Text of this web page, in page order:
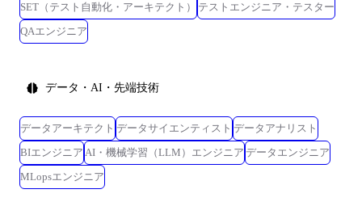
SET（テスト自動化・アーキテクト）
テストエンジニア・テスター
QAエンジニア
データ・AI・先端技術
データアーキテクト データサイエンティスト データアナリスト
BIエンジニア AI・機械学習（LLM）エンジニア データエンジニア
MLopsエンジニア